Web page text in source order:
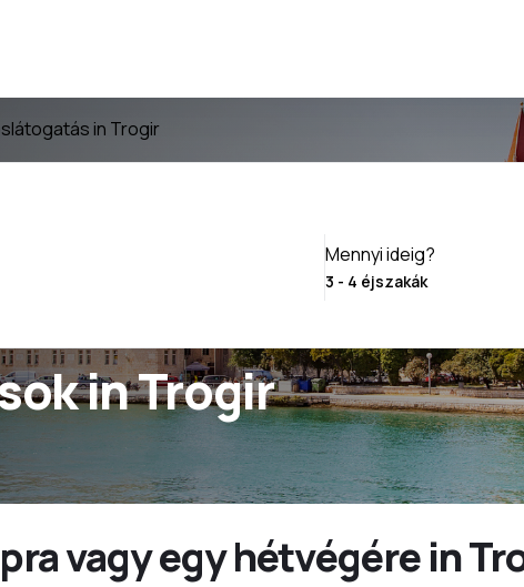
in Trogir
in Trogir
Mennyi ideig?
vagy egy hétvégére in